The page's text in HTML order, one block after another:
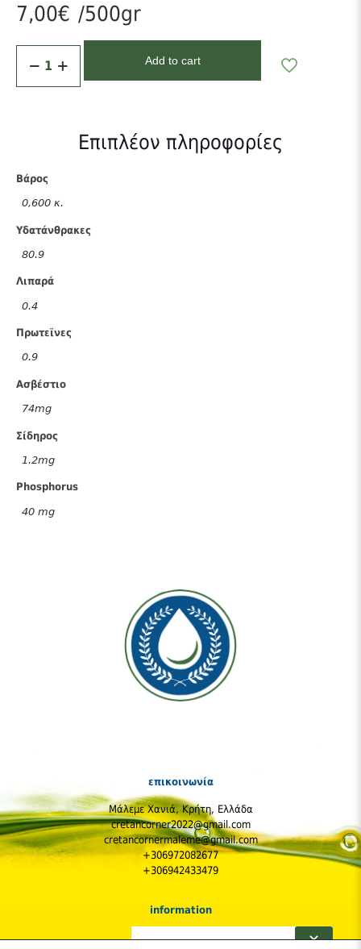
7,00€ /500gr
σταφυλιού
Add to cart
Επιπλέον πληροφορίες
Βάρος
0,600 κ.
Υδατάνθρακες
80.9
Λιπαρά
0.4
Πρωτεϊνες
0.9
Ασβέστιο
74mg
Σίδηρος
1.2mg
Phosphorus
40 mg
επικοινωνία
Μάλεμε Χανιά, Κρήτη, Ελλάδα
cretancorner2022@gmail.com
cretancornermaleme@gmail.com
+306972082677
+306942433479
information
Η Εταιρεία
✕